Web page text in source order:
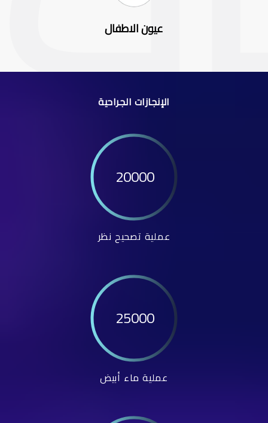
عيون الاطفال
الإنجازات الجراحية
20000
عملية تصحيح نظر
25000
عملية ماء أبيض